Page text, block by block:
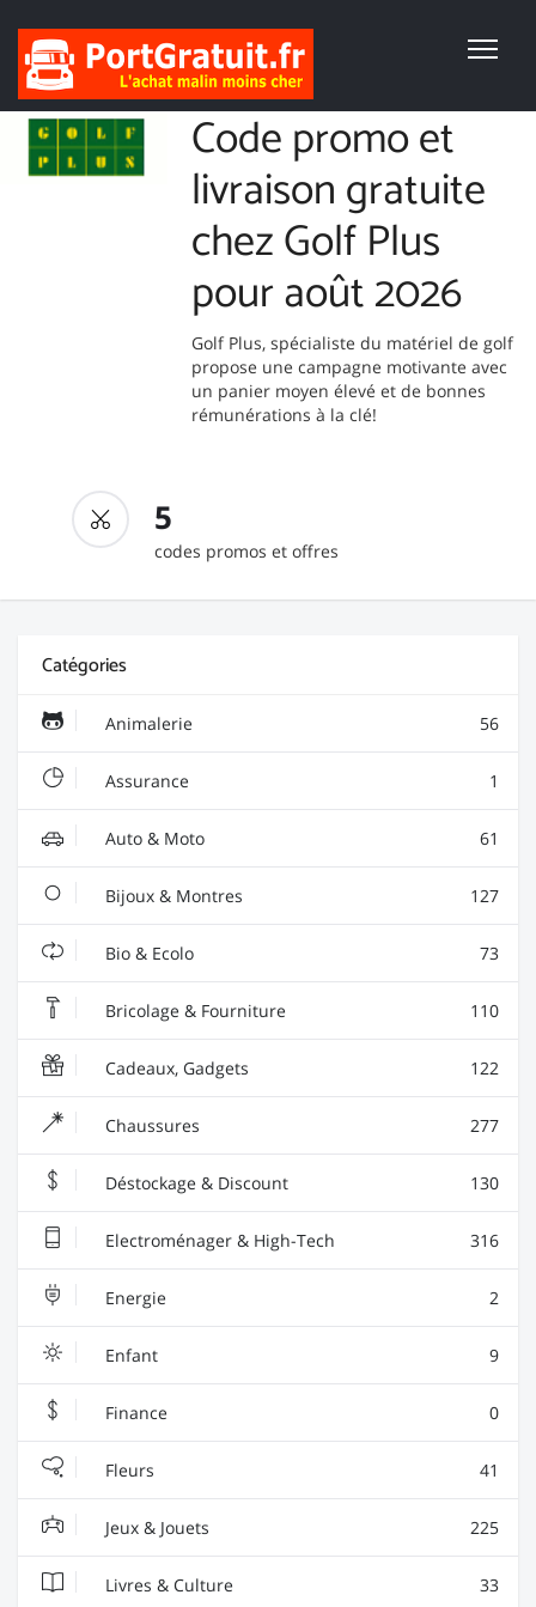
Code promo et
livraison gratuite
chez Golf Plus
pour août 2026
Golf Plus, spécialiste du matériel de golf
propose une campagne motivante avec
un panier moyen élevé et de bonnes
rémunérations à la clé!
5
codes promos et offres
Catégories
Animalerie 56
Assurance 1
Auto & Moto 61
Bijoux & Montres 127
Bio & Ecolo 73
Bricolage & Fourniture 110
Cadeaux, Gadgets 122
Chaussures 277
Déstockage & Discount 130
Electroménager & High-Tech 316
Energie 2
Enfant 9
Finance 0
Fleurs 41
Jeux & Jouets 225
Livres & Culture 33